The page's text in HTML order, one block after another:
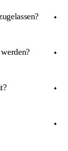
auf der
für den
vom Januar 2024
dieser